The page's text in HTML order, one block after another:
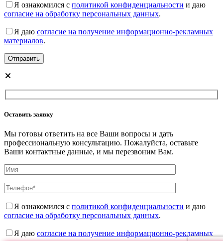
Я ознакомился с политикой конфиденциальности и даю
согласие на обработку персональных данных.
Я даю согласие на получение информационно-рекламных
материалов.
Оставить заявку
Мы готовы ответить на все Ваши вопросы и дать
профессиональную консультацию. Пожалуйста, оставьте
Ваши контактные данные, и мы перезвоним Вам.
Я ознакомился с политикой конфиденциальности и даю
согласие на обработку персональных данных.
Я даю согласие на получение информационно-рекламных